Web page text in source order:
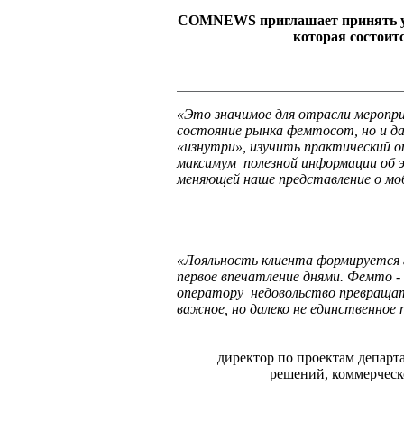
COMNEWS приглашает принять
которая
«Это значимое для отрасли
состояние рынка фемтосот, но и
«изнутри», изучить практический
максимум полезной информации об
меняющей наше представление о
«Лояльность клиента
первое впечатление днями. Фемто
оператору недовольство
важное, но далеко не
директор по проектам
решений,